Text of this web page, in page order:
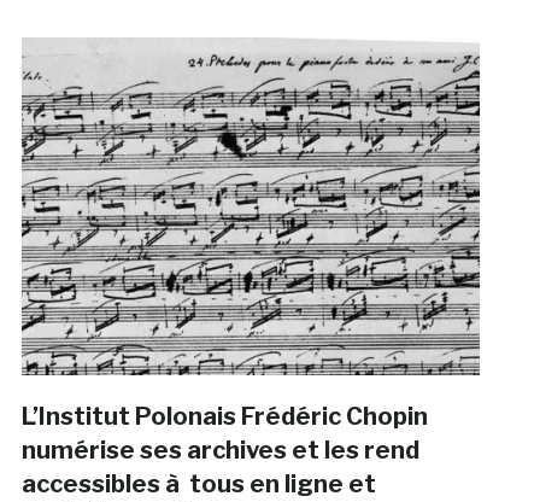
L’Institut Polonais Frédéric Chopin
numérise ses archives et les rend
accessibles à tous en ligne et